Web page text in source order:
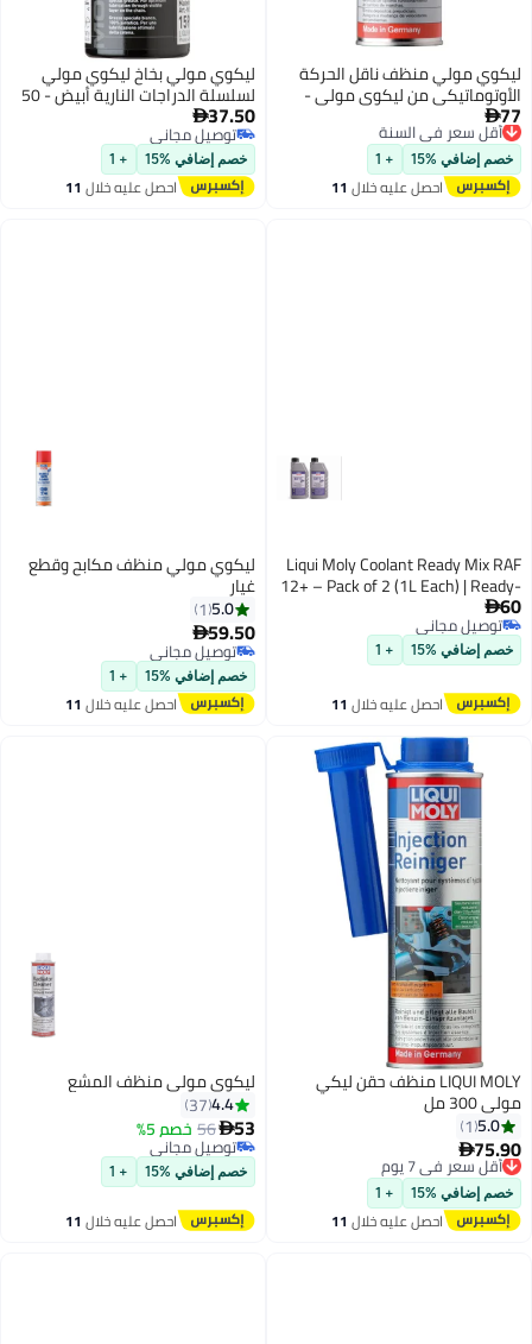
ليكوي مولي منظف ​​ناقل الحركة
الأوتوماتيكي من ليكوي مولي -
300 مل [2512]77أقل سعر في السنة
توصيل مجاني
أقل سعر في السنة
خصم إضافي %15 + 1
احصل عليه خلال 11
ليكوي مولي بخاخ ليكوي مولي
لسلسلة الدراجات النارية أبيض - 50
مل 37.50
توصيل مجاني
توصيل مجاني
خصم إضافي %15 + 1
احصل عليه خلال 11
Liqui Moly Coolant Ready Mix RAF
12+ – Pack of 2 (1L Each) | Ready-
to-Use Antifreeze & Coolant | Up to
-40°C Protection
60
توصيل مجاني
توصيل مجاني
خصم إضافي %15 + 1
احصل عليه خلال 11
ليكوي مولي منظف مكابح وقطع
غيار
5.0
1
59.50
توصيل مجاني
توصيل مجاني
خصم إضافي %15 + 1
احصل عليه خلال 11
LIQUI MOLY منظف حقن ليكي
مولي 300 مل
5.0
1
75.90
أقل سعر في 7 يوم
توصيل مجاني
أقل سعر في 7 يوم
خصم إضافي %15 + 1
احصل عليه خلال 11
ليكوي مولي منظف المشع
4.4
37
53
56 خصم 5%
توصيل مجاني
توصيل مجاني
خصم إضافي %15 + 1
احصل عليه خلال 11